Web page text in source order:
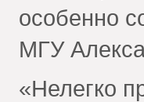
особенно
МГУ
«Нелегко